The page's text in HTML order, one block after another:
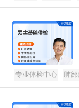
糖尿病
甲状腺病
专业体检中心 肺